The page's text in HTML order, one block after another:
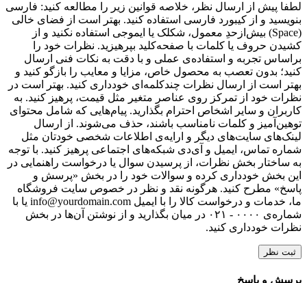
لطفا پیش از ارسال نظر، خلاصه قوانین زیر را مطالعه کنید: فارسی
بنویسید و از کیبورد فارسی استفاده کنید. بهتر است از فضای خالی
(Space) بیش‌از‌حدِ معمول، شکلک یا ایموجی استفاده نکنید و از
کشیدن حروف یا کلمات با صفحه‌کلید بپرهیزید. نظرات خود را
براساس تجربه و استفاده‌ی عملی و با دقت به نکات فنی ارسال
کنید؛ بدون تعصب به محصول خاص، مزایا و معایب را بازگو کنید و
بهتر است از ارسال نظرات چندکلمه‌‌ای خودداری کنید. بهتر است در
نظرات خود از تمرکز روی عناصر متغیر مثل قیمت، پرهیز کنید. به
کاربران و سایر اشخاص احترام بگذارید. پیام‌هایی که شامل محتوای
توهین‌آمیز و کلمات نامناسب باشند، حذف می‌شوند. از ارسال
لینک‌های سایت‌های دیگر و ارایه‌ی اطلاعات شخصی خودتان مثل
شماره تماس، ایمیل و آی‌دی شبکه‌های اجتماعی پرهیز کنید. با توجه
به ساختار بخش نظرات، از پرسیدن سوال یا درخواست راهنمایی در
این بخش خودداری کرده و سوالات خود را در بخش «پرسش و
پاسخ» مطرح کنید. هرگونه نقد و نظر در خصوص سایت فروشگاه
ما، خدمات و درخواست کالا را با ایمیل info@yourdomain.com یا با
شماره‌ی ۰۰۰۰ - ۰۲۱ در میان بگذارید و از نوشتن آن‌ها در بخش
نظرات خودداری کنید.
ثبت نظر
پرسش و پاسخ